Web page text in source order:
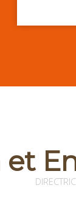
et